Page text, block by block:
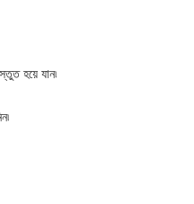
হয়ে যান৷